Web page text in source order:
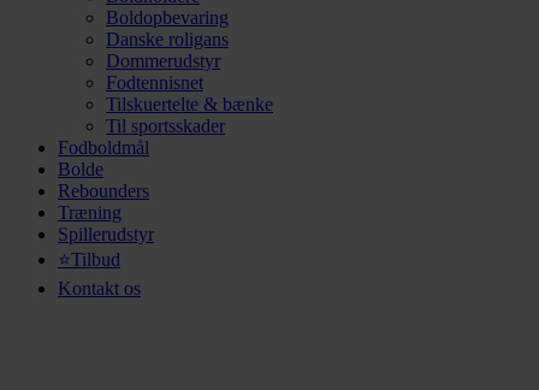
Boldopbevaring
Danske roligans
Dommerudstyr
Fodtennisnet
Tilskuertelte & bænke
Til sportsskader
Fodboldmål
Bolde
Rebounders
Træning
Spillerudstyr
⭐Tilbud
Kontakt os